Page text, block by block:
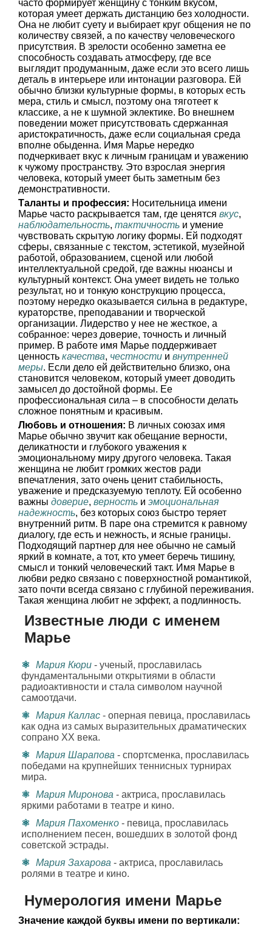
часто формирует женщину с тонким вкусом,
которая умеет держать дистанцию без холодности.
Она не любит суету и выбирает круг общения не по
количеству связей, а по качеству человеческого
присутствия. В зрелости особенно заметна ее
способность создавать атмосферу, где все
выглядит продуманным, даже если это всего лишь
деталь в интерьере или интонации разговора. Ей
обычно близки культурные формы, в которых есть
мера, стиль и смысл, поэтому она тяготеет к
классике, а не к шумной эклектике. Во внешнем
поведении может присутствовать сдержанная
аристократичность, даже если социальная среда
вполне обыденна. Имя Марье нередко
подчеркивает вкус к личным границам и уважению
к чужому пространству. Это взрослая энергия
человека, который умеет быть заметным без
демонстративности.
Таланты и профессия: Носительница имени
Марье часто раскрывается там, где ценятся вкус,
наблюдательность, тактичность и умение
чувствовать скрытую логику формы. Ей подходят
сферы, связанные с текстом, эстетикой, музейной
работой, образованием, сценой или любой
интеллектуальной средой, где важны нюансы и
культурный контекст. Она умеет видеть не только
результат, но и тонкую конструкцию процесса,
поэтому нередко оказывается сильна в редактуре,
кураторстве, преподавании и творческой
организации. Лидерство у нее не жесткое, а
собранное: через доверие, точность и личный
пример. В работе имя Марье поддерживает
ценность качества, честности и внутренней
меры. Если дело ей действительно близко, она
становится человеком, который умеет доводить
замысел до достойной формы. Ее
профессиональная сила – в способности делать
сложное понятным и красивым.
Любовь и отношения: В личных союзах имя
Марье обычно звучит как обещание верности,
деликатности и глубокого уважения к
эмоциональному миру другого человека. Такая
женщина не любит громких жестов ради
впечатления, зато очень ценит стабильность,
уважение и предсказуемую теплоту. Ей особенно
важны доверие, верность и эмоциональная
надежность, без которых союз быстро теряет
внутренний ритм. В паре она стремится к равному
диалогу, где есть и нежность, и ясные границы.
Подходящий партнер для нее обычно не самый
яркий в комнате, а тот, кто умеет беречь тишину,
смысл и тонкий человеческий такт. Имя Марье в
любви редко связано с поверхностной романтикой,
зато почти всегда связано с глубиной переживания.
Такая женщина любит не эффект, а подлинность.
Известные люди с именем
Марье
Мария Кюри - ученый, прославилась
фундаментальными открытиями в области
радиоактивности и стала символом научной
самоотдачи.
Мария Каллас - оперная певица, прославилась
как одна из самых выразительных драматических
сопрано XX века.
Мария Шарапова - спортсменка, прославилась
победами на крупнейших теннисных турнирах
мира.
Мария Миронова - актриса, прославилась
яркими работами в театре и кино.
Мария Пахоменко - певица, прославилась
исполнением песен, вошедших в золотой фонд
советской эстрады.
Мария Захарова - актриса, прославилась
ролями в театре и кино.
Нумерология имени Марье
Значение каждой буквы имени по вертикали: